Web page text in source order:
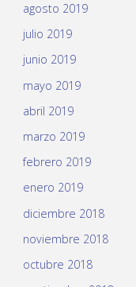
agosto 2019
julio 2019
junio 2019
mayo 2019
abril 2019
marzo 2019
febrero 2019
enero 2019
diciembre 2018
noviembre 2018
octubre 2018